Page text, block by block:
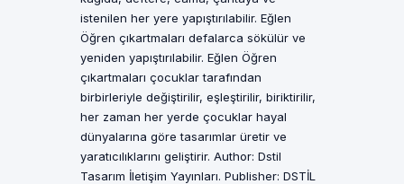
istenilen her yere yapıştırılabilir. Eğlen
Öğren çıkartmaları defalarca sökülür ve
yeniden yapıştırılabilir. Eğlen Öğren
çıkartmaları çocuklar tarafından
birbirleriyle değiştirilir, eşleştirilir, biriktirilir,
her zaman her yerde çocuklar hayal
dünyalarına göre tasarımlar üretir ve
yaratıcılıklarını geliştirir. Author: Dstil
Tasarım İletişim Yayınları. Publisher: DSTİL